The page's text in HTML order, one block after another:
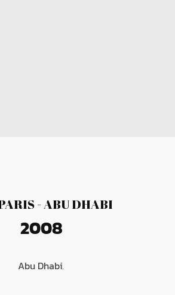
- ABU DHABI
2008
Abu Dhabi.